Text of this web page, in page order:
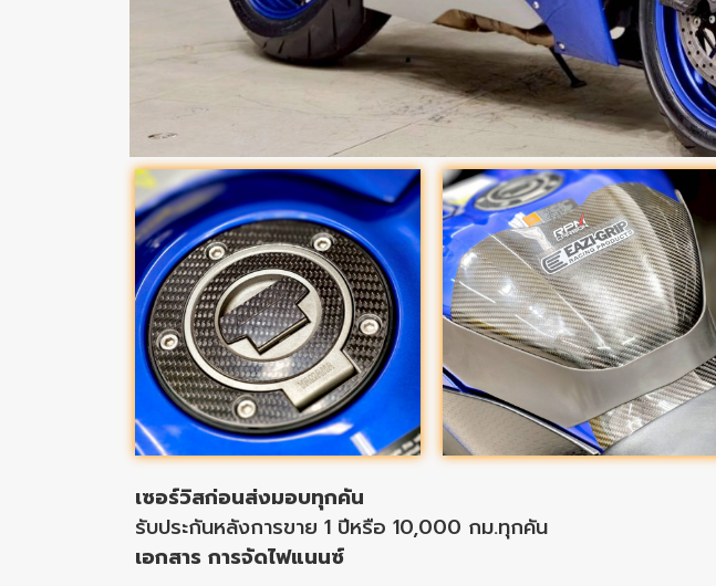
เซอร์วิสก่อนส่งมอบทุกคัน
รับประกันหลังการขาย 1 ปีหรือ 10,000 กม.ทุกคัน
เอกสาร การจัดไฟแนนซ์